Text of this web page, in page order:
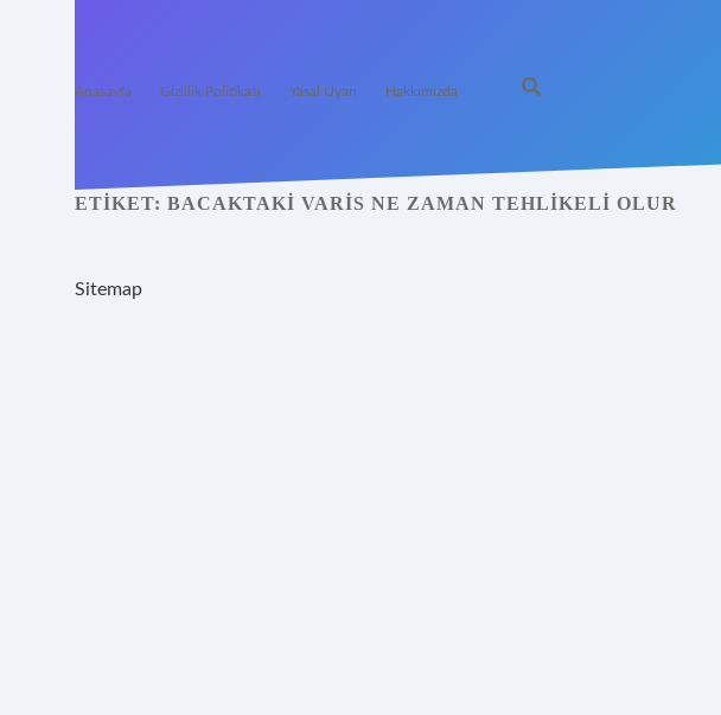
Anasayfa Gizlilik Politikası Yasal Uyarı Hakkımızda
ETIKET: BACAKTAKI VARIS NE ZAMAN TEHLIKELI OLUR
Sitemap